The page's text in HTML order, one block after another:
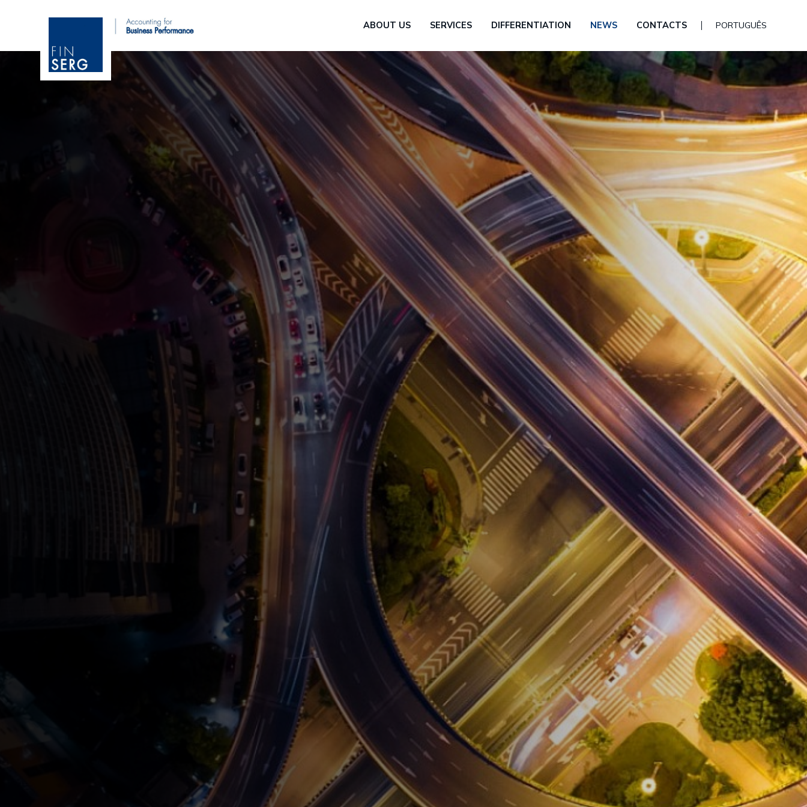
ABOUT US(CURRENT)
SERVICES(CURRENT)
DIFFERENTIATION(CURRENT)
NEWS(CURRENT)
CONTACTS(CURRENT)PORTUGUÊS